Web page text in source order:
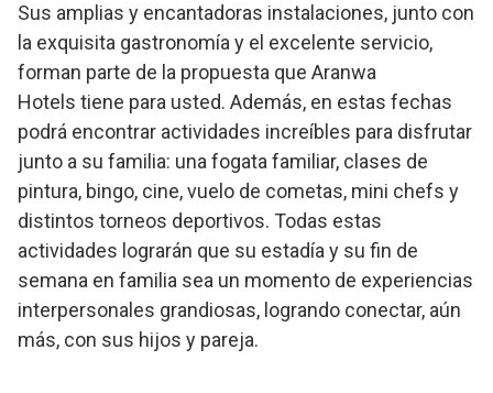
Sus amplias y encantadoras instalaciones, junto con
la exquisita gastronomía y el excelente servicio,
forman parte de la propuesta que Aranwa
Hotels tiene para usted. Además, en estas fechas
podrá encontrar actividades increíbles para disfrutar
junto a su familia: una fogata familiar, clases de
pintura, bingo, cine, vuelo de cometas, mini chefs y
distintos torneos deportivos. Todas estas
actividades lograrán que su estadía y su fin de
semana en familia sea un momento de experiencias
interpersonales grandiosas, logrando conectar, aún
más, con sus hijos y pareja.